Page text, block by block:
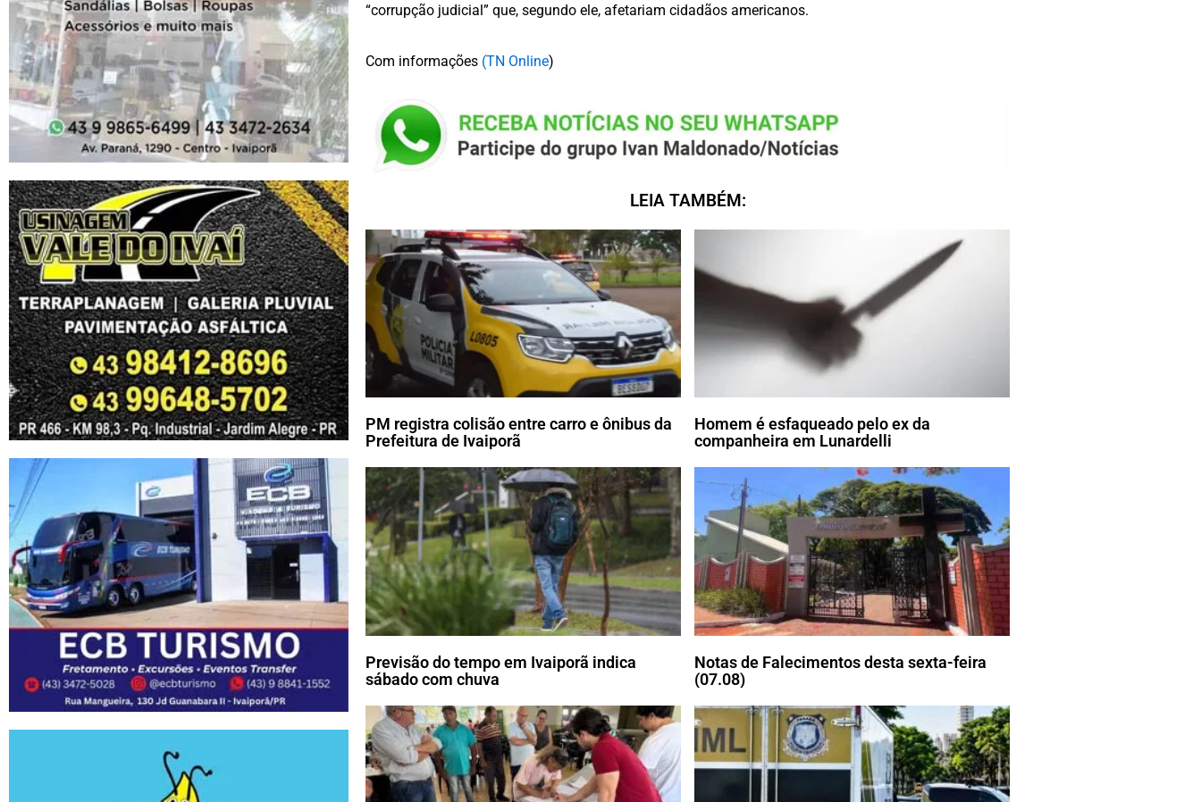
“corrupção judicial” que, segundo ele, afetariam cidadãos americanos.
Com informações (TN Online)
LEIA TAMBÉM:
PM registra colisão entre carro e ônibus da
Prefeitura de Ivaiporã
Homem é esfaqueado pelo ex da
companheira em Lunardelli
Previsão do tempo em Ivaiporã indica
sábado com chuva
Notas de Falecimentos desta sexta-feira
(07.08)